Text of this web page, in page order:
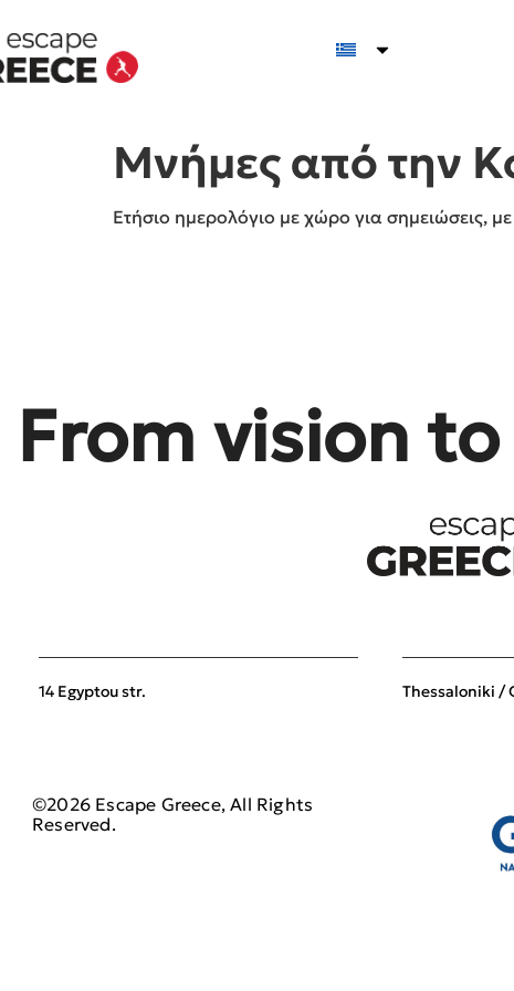
Μνήμες από την
Ετήσιο ημερολόγιο με χώρο για σημειώσεις,
From vision
14 Egyptou str. Thessaloniki /
©2026 Escape Greece, All Rights
Reserved.